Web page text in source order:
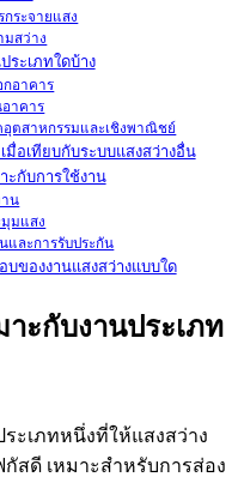
กระจายแสง
มสว่าง
ระเภทใดบ้าง
กอาคาร
าคาร
อุตสาหกรรมและเชิงพาณิชย์
อเทียบกับระบบแสงสว่างอื่น
ะกับการใช้งาน
าน
มแสง
และการรับประกัน
ของงานแสงสว่างแบบใด
ะกับงานประเภท
ะเภทหนึ่งที่ให้แสงสว่าง
สดี เหมาะสำหรับการส่อง